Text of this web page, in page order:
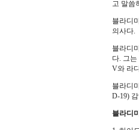
고 말씀
블라디
의사다.
블라디
다. 그
V와 라
블라디
D-19)
블라디